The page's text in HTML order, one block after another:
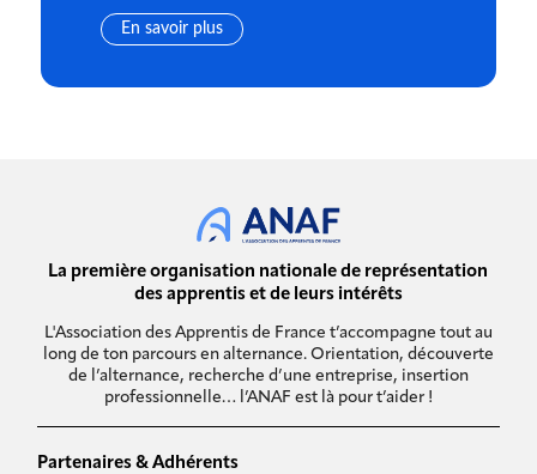
En savoir plus
La première organisation nationale de représentation
des apprentis et de leurs intérêts
L'Association des Apprentis de France t’accompagne tout au
long de ton parcours en alternance. Orientation, découverte
de l’alternance, recherche d’une entreprise, insertion
professionnelle… l’ANAF est là pour t’aider !
Partenaires & Adhérents